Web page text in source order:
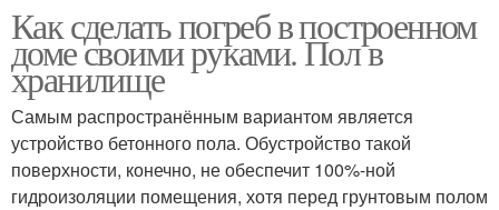
Как сделать погреб в построенном
доме своими руками. Пол в
хранилище
Самым распространённым вариантом является
устройство бетонного пола. Обустройство такой
поверхности, конечно, не обеспечит 100%-ной
гидроизоляции помещения, хотя перед грунтовым полом